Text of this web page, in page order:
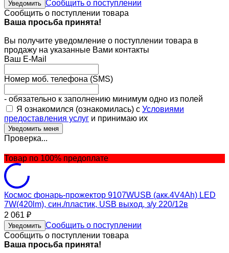
Уведомить Сообщить о поступлении
Сообщить о поступлении товара
Ваша просьба принята!
Вы получите уведомление о поступлении товара в
продажу на указанные Вами контакты
Ваш E-Mail
Номер моб. телефона (SMS)
- обязательно к заполнению минимум одно из полей
Я ознакомился (ознакомилась) с Условиями
предоставления услуг и принимаю их
Проверка...
Товар по 100% предоплате
Космос фонарь-прожектор 9107WUSB (акк.4V4Ah) LED
7W(420lm), син./пластик, USB выход, з/у 220/12в
2 061 ₽
Уведомить Сообщить о поступлении
Сообщить о поступлении товара
Ваша просьба принята!